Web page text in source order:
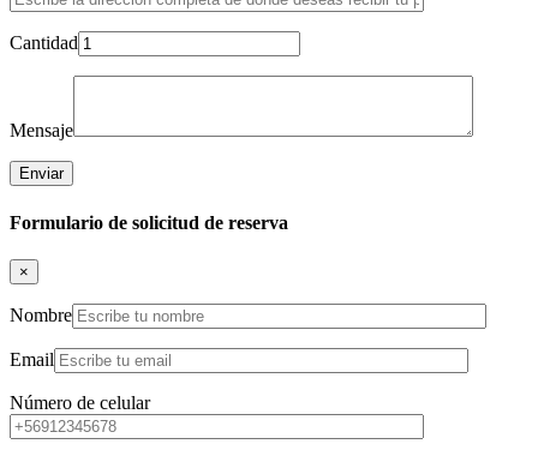
Cantidad
Mensaje
Formulario de solicitud de reserva
×
Nombre
Email
Número de celular